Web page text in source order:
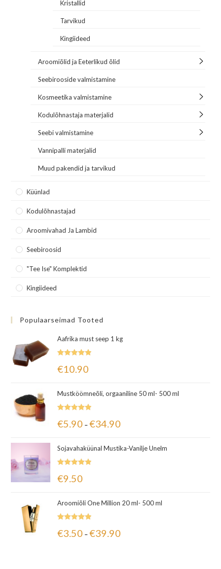
Kristallid
Tarvikud
Kingiideed
Aroomiõlid ja Eeterlikud õlid
Seebirooside valmistamine
Kosmeetika valmistamine
Kodulõhnastaja materjalid
Seebi valmistamine
Vannipalli materjalid
Muud pakendid ja tarvikud
Küünlad
Kodulõhnastajad
Aroomivahad Ja Lambid
Seebiroosid
"Tee Ise" Komplektid
Kingiideed
Populaarseimad Tooted
Aafrika must seep 1 kg
5.00/ 5
€10.90
Mustköömneõli, orgaaniline 50 ml- 500 ml
5.00 / 5
€5.90 – €34.90
Sojavahaküünal Mustika-Vanilje Unelm
5.00 / 5
€9.50
Aroomiõli One Million 20 ml- 500 ml
5.00/ 5
€3.50 – €39.90